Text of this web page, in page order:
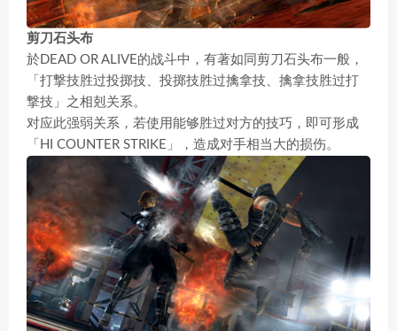
剪刀石头布
於DEAD OR ALIVE的战斗中，有著如同剪刀石头布一般，
「打撃技胜过投掷技、投掷技胜过擒拿技、擒拿技胜过打
撃技」之相剋关系。
对应此强弱关系，若使用能够胜过对方的技巧，即可形成
「HI COUNTER STRIKE」，造成对手相当大的损伤。